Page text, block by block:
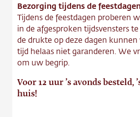
Bezorging tijdens de
Tijdens de feestdagen proberen
in de afgesproken tijdsvensters
de drukte op deze dagen
tijd helaas niet garanderen. We
om uw begrip.
Voor 12 uur ’s avonds besteld,
huis!